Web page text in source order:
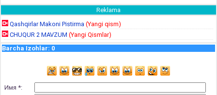
Reklama
Qashqirlar Makoni Pistirma (Yangi qism)
CHUQUR 2 MAVZUM (Yangi Qismlar)
Barcha Izohlar: 0
Имя *: